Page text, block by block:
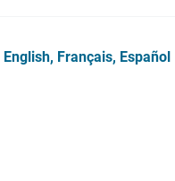
English Français Español